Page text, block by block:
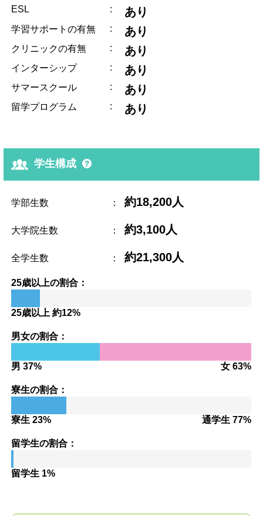
ESL : あり
学習サポートの有無 : あり
クリニックの有無 : あり
インターシップ : あり
サマースクール : あり
留学プログラム : あり
学生構成
学部生数 ： 約18,200人
大学院生数 ： 約3,100人
全学生数 ： 約21,300人
25歳以上の割合：
25歳以上 約12%
男女の割合：
男 37% 女 63%
寮生の割合：
寮生 23% 通学生 77%
留学生の割合：
留学生 1%